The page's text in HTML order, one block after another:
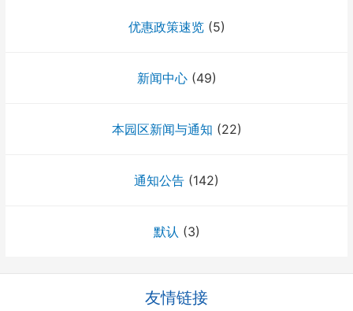
优惠政策速览(5)
新闻中心(49)
本园区新闻与通知 (22)
通知公告 (142)
默认 (3)
友情链接